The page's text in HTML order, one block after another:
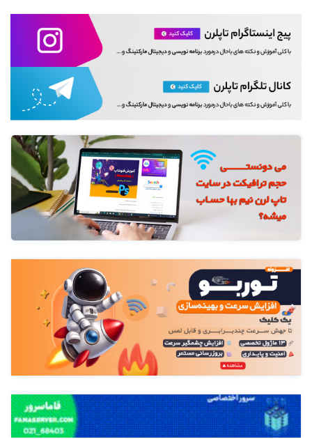
آموزش کامل RxJava
کار با Google Analytics و Crash Reporting
آموزش انتشار اپ در مارکت کافه بازار
آموزش انتشار اپ در مارکت مایکت
آموزش انتشار اپ در گوگل پلی
آموزش تشخیص و پردازش متن و گفتار
آموزش Design Pattern ها
امن سازی و تست نرم افزاری قبل از انتشار
راه حل خطای Blocked by Play Protect
کار با هاست واقعی
به دلیل تاخیر مدرس دوره این دوره لغو گردید ، هزینه ی دانشجوهای